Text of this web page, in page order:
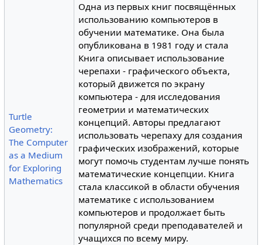
Turtle
Geometry:
The Computer
as a Medium
for Exploring
Mathematics
Одна из первых книг посвящённых
использованию компьютеров в
обучении математике. Она была
опубликована в 1981 году и стала
Книга описывает использование
черепахи - графического объекта,
который движется по экрану
компьютера - для исследования
геометрии и математических
концепций. Авторы предлагают
использовать черепаху для создания
графических изображений, которые
могут помочь студентам лучше понять
математические концепции. Книга
стала классикой в области обучения
математике с использованием
компьютеров и продолжает быть
популярной среди преподавателей и
учащихся по всему миру.